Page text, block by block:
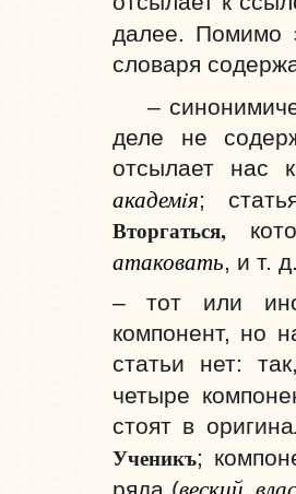
далее. Помимо
словаря
–
деле не
отсылает нас
академiя;
Вторгаться,
атаковать, и т.
– тот или
компонент, но
статьи нет:
четыре
стоят в
Ученикъ;